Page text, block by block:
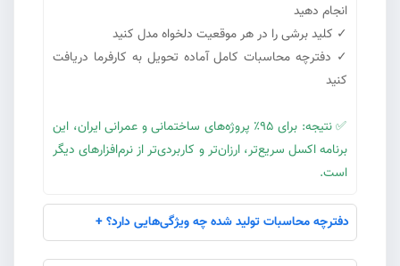
انجام دهید
✓ کلید برشی را در هر موقعیت دلخواه مدل کنید
✓ دفترچه محاسبات کامل آماده تحویل به کارفرما دریافت
کنید
✅ نتیجه: برای ۹۵٪ پروژه‌های ساختمانی و عمرانی ایران، این
برنامه اکسل سریع‌تر، ارزان‌تر و کاربردی‌تر از نرم‌افزارهای دیگر
است.
دفترچه محاسبات تولید شده چه ویژگی‌هایی دارد؟ +